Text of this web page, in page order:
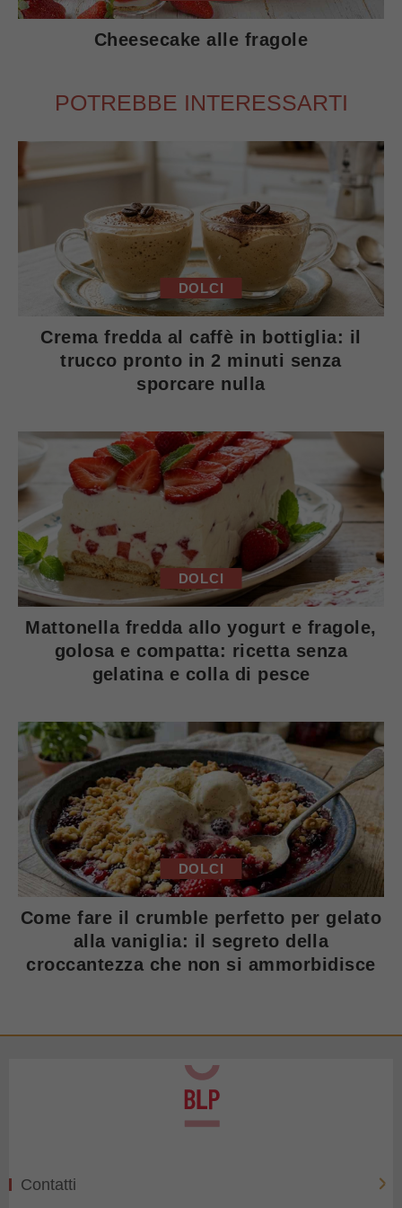
Cheesecake alle fragole
POTREBBE INTERESSARTI
DOLCI
Crema fredda al caffè in bottiglia: il
trucco pronto in 2 minuti senza
sporcare nulla
DOLCI
Mattonella fredda allo yogurt e fragole,
golosa e compatta: ricetta senza
gelatina e colla di pesce
DOLCI
Come fare il crumble perfetto per gelato
alla vaniglia: il segreto della
croccantezza che non si ammorbidisce
Contatti